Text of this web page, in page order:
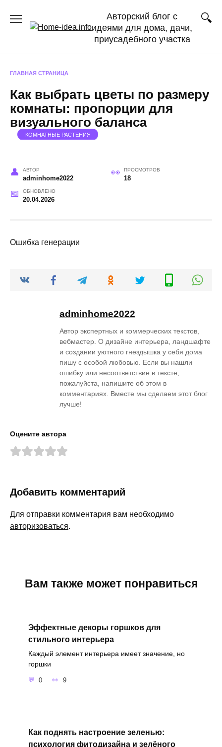
содержанию
Авторский блог с
идеями для дома, дачи,
приусадебного участка
ГЛАВНАЯ СТРАНИЦА
Как выбрать цветы по размеру
комнаты: пропорции для
визуального баланса
КОМНАТНЫЕ РАСТЕНИЯ
АВТОР
adminhome2022
ПРОСМОТРОВ
18
ОБНОВЛЕНО
20.04.2026
Ошибка генерации
adminhome2022
Автор экспертных и коммерческих текстов,
вебмастер. О дизайне интерьера, ландшафте
и создании уютного гнездышка у себя дома
пишу с особой любовью. Если вы нашли
ошибку или несоответствие в тексте,
пожалуйста, напишите об этом в
комментариях. Вместе мы сделаем этот блог
лучше!
Оцените автора
Добавить комментарий
Для отправки комментария вам необходимо
авторизоваться.
Вам также может понравиться
Эффектные декоры горшков для
стильного интерьера
Каждый элемент интерьера имеет значение, но
горшки
0 9
Как поднять настроение зеленью:
психология фитодизайна и зелёного